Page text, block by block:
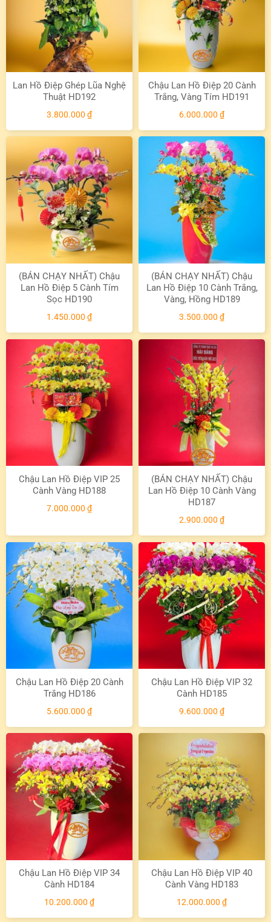
Lan Hồ Điệp Ghép Lũa Nghệ
Thuật HD192
3.800.000 ₫
Chậu Lan Hồ Điệp 20 Cành
Trắng, Vàng Tím HD191
6.000.000 ₫
(BÁN CHẠY NHẤT) Chậu
Lan Hồ Điệp 5 Cành Tím
Sọc HD190
1.450.000 ₫
(BÁN CHẠY NHẤT) Chậu
Lan Hồ Điệp 10 Cành Trắng,
Vàng, Hồng HD189
3.500.000 ₫
Chậu Lan Hồ Điệp VIP 25
Cành Vàng HD188
7.000.000 ₫
(BÁN CHẠY NHẤT) Chậu
Lan Hồ Điệp 10 Cành Vàng
HD187
2.900.000 ₫
Chậu Lan Hồ Điệp 20 Cành
Trắng HD186
5.600.000 ₫
Chậu Lan Hồ Điệp VIP 32
Cành HD185
9.600.000 ₫
Chậu Lan Hồ Điệp VIP 34
Cành HD184
10.200.000 ₫
Chậu Lan Hồ Điệp VIP 40
Cành Vàng HD183
12.000.000 ₫